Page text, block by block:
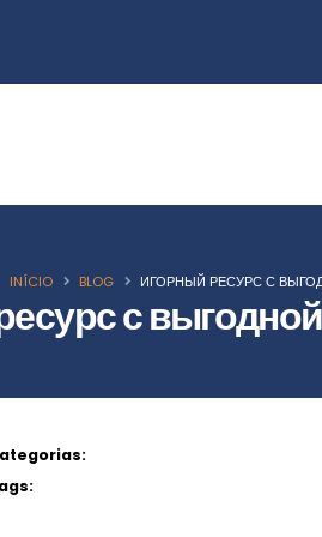
с
INÍCIO BLOG ИГОРНЫЙ РЕСУРС С